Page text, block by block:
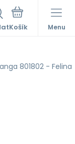
Menu
801802 - Felina